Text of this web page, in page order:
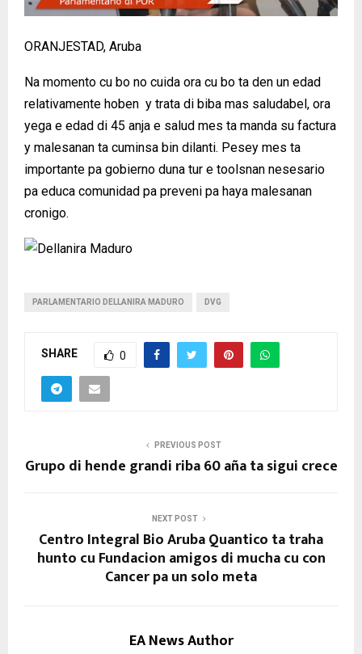
ORANJESTAD, Aruba
Na momento cu bo no cuida ora cu bo ta den un edad
relativamente hoben y trata di biba mas saludabel, ora
yega e edad di 45 anja e salud mes ta manda su factura
y malesanan ta cuminsa bin dilanti. Pesey mes ta
importante pa gobierno duna tur e toolsnan nesesario
pa educa comunidad pa preveni pa haya malesanan
cronigo.
PARLAMENTARIO DELLANIRA MADURO DVG
SHARE 0
PREVIOUS POST
Grupo di hende grandi riba 60 aña ta sigui crece
NEXT POST
Centro Integral Bio Aruba Quantico ta traha
hunto cu Fundacion amigos di mucha cu con
Cancer pa un solo meta
EA News Author